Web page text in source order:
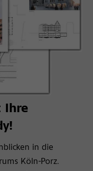
Ihre
in die
Köln-Porz.